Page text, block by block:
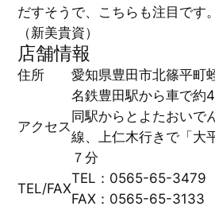
だすそうで、こちらも注目です。
（新美貴資）
店舗情報
住所 愛知県豊田市北篠平町
アクセス
名鉄豊田駅から車で約
同駅からとよたおいで
線、上仁木行きで「大
７分
TEL/FAX
TEL：0565-65-3479
FAX：0565-65-3133